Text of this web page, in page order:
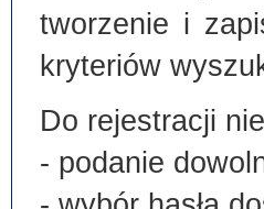
tworzenie i
kryteriów
Do rejestracji
- podanie